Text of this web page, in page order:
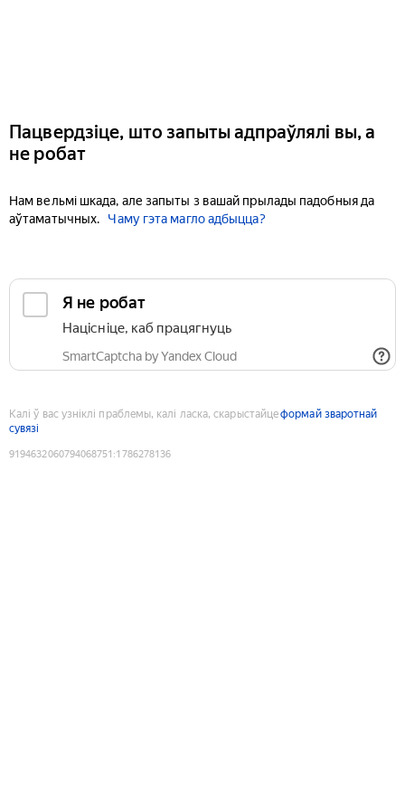
Пацвердзіце, што запыты адпраўлялі вы, а
не робат
Нам вельмі шкада, але запыты з вашай прылады падобныя да
аўтаматычных.
Чаму гэта магло адбыцца?
Я не робат
Націсніце, каб працягнуць
SmartCaptcha by Yandex Cloud
Калі ў вас узніклі праблемы, калі ласка, скарыстайцеформай зваротнай
сувязі
9194632060794068751 :1786278136